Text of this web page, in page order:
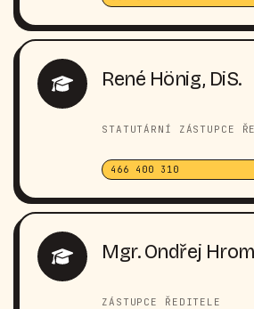
René Hönig, DiS.
STATUTÁRNÍ ZÁSTUPCE
466 400 310
Mgr. Ondřej
ZÁSTUPCE ŘEDITELE